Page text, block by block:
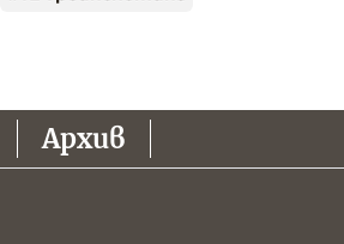
Архив